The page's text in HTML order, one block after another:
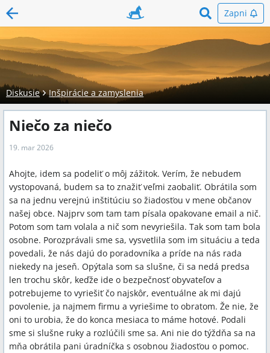
Zapni
Diskusie Inšpirácie a zamyslenia
Niečo za niečo
19. mar 2026
Ahojte, idem sa podeliť o môj zážitok. Verím, že nebudem
vystopovaná, budem sa to znažiť veľmi zaobaliť. Obrátila som
sa na jednu verejnú inštitúciu so žiadosťou v mene občanov
našej obce. Najprv som tam tam písala opakovane email a nič.
Potom som tam volala a nič som nevyriešila. Tak som tam bola
osobne. Porozprávali sme sa, vysvetlila som im situáciu a teda
povedali, že nás dajú do poradovníka a príde na nás rada
niekedy na jeseň. Opýtala som sa slušne, či sa nedá predsa
len trochu skôr, keďže ide o bezpečnosť obyvateľov a
potrebujeme to vyriešiť čo najskôr, eventuálne ak mi dajú
povolenie, ja najmem firmu a vyriešime to obratom. Že nie, že
oni to urobia, že do konca mesiaca to máme hotové. Podali
sme si slušne ruky a rozlúčili sme sa. Ani nie do týždňa sa na
mňa obrátila pani úradníčka s osobnou žiadosťou o pomoc.